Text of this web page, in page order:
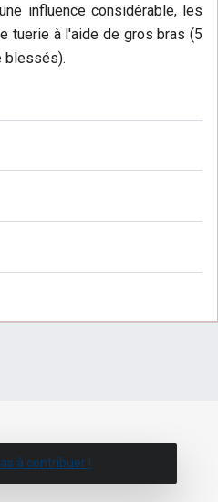
influence considérable, les
tuerie à l'aide de gros bras (5
blessés).
à contribuer !